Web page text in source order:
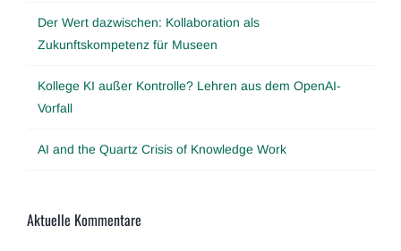
Der Wert dazwischen: Kollaboration als
Zukunftskompetenz für Museen
Kollege KI außer Kontrolle? Lehren aus dem OpenAI-
Vorfall
AI and the Quartz Crisis of Knowledge Work
Aktuelle Kommentare